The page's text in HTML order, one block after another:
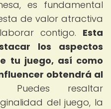
es fundamental
de valor atractiva
contigo. Esta
los aspectos
tu juego, así como
obtendrá al
Puedes resaltar
del juego, la